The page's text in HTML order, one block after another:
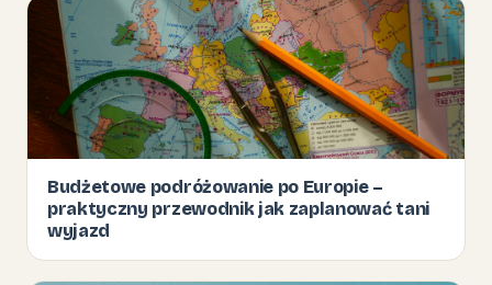
Budżetowe podróżowanie po Europie –
praktyczny przewodnik jak zaplanować tani
wyjazd